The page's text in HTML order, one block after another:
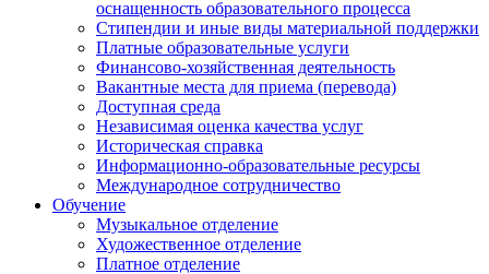
оснащенность образовательного процесса
Стипендии и иные виды материальной поддержки
Платные образовательные услуги
Финансово-хозяйственная деятельность
Вакантные места для приема (перевода)
Доступная среда
Независимая оценка качества услуг
Историческая справка
Информационно-образовательные ресурсы
Международное сотрудничество
Обучение
Музыкальное отделение
Художественное отделение
Платное отделение